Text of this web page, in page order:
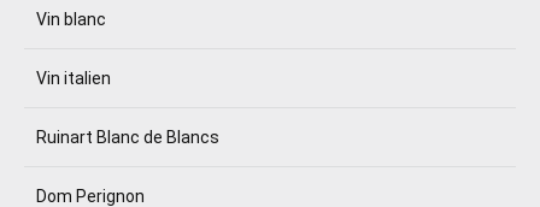
Vin blanc
Vin italien
Ruinart Blanc de Blancs
Dom Perignon